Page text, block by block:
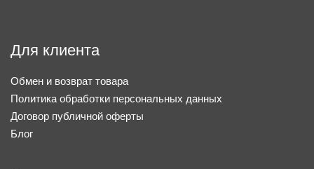
Для клиента
Обмен и возврат товара
Политика обработки персональных данных
Договор публичной оферты
Блог